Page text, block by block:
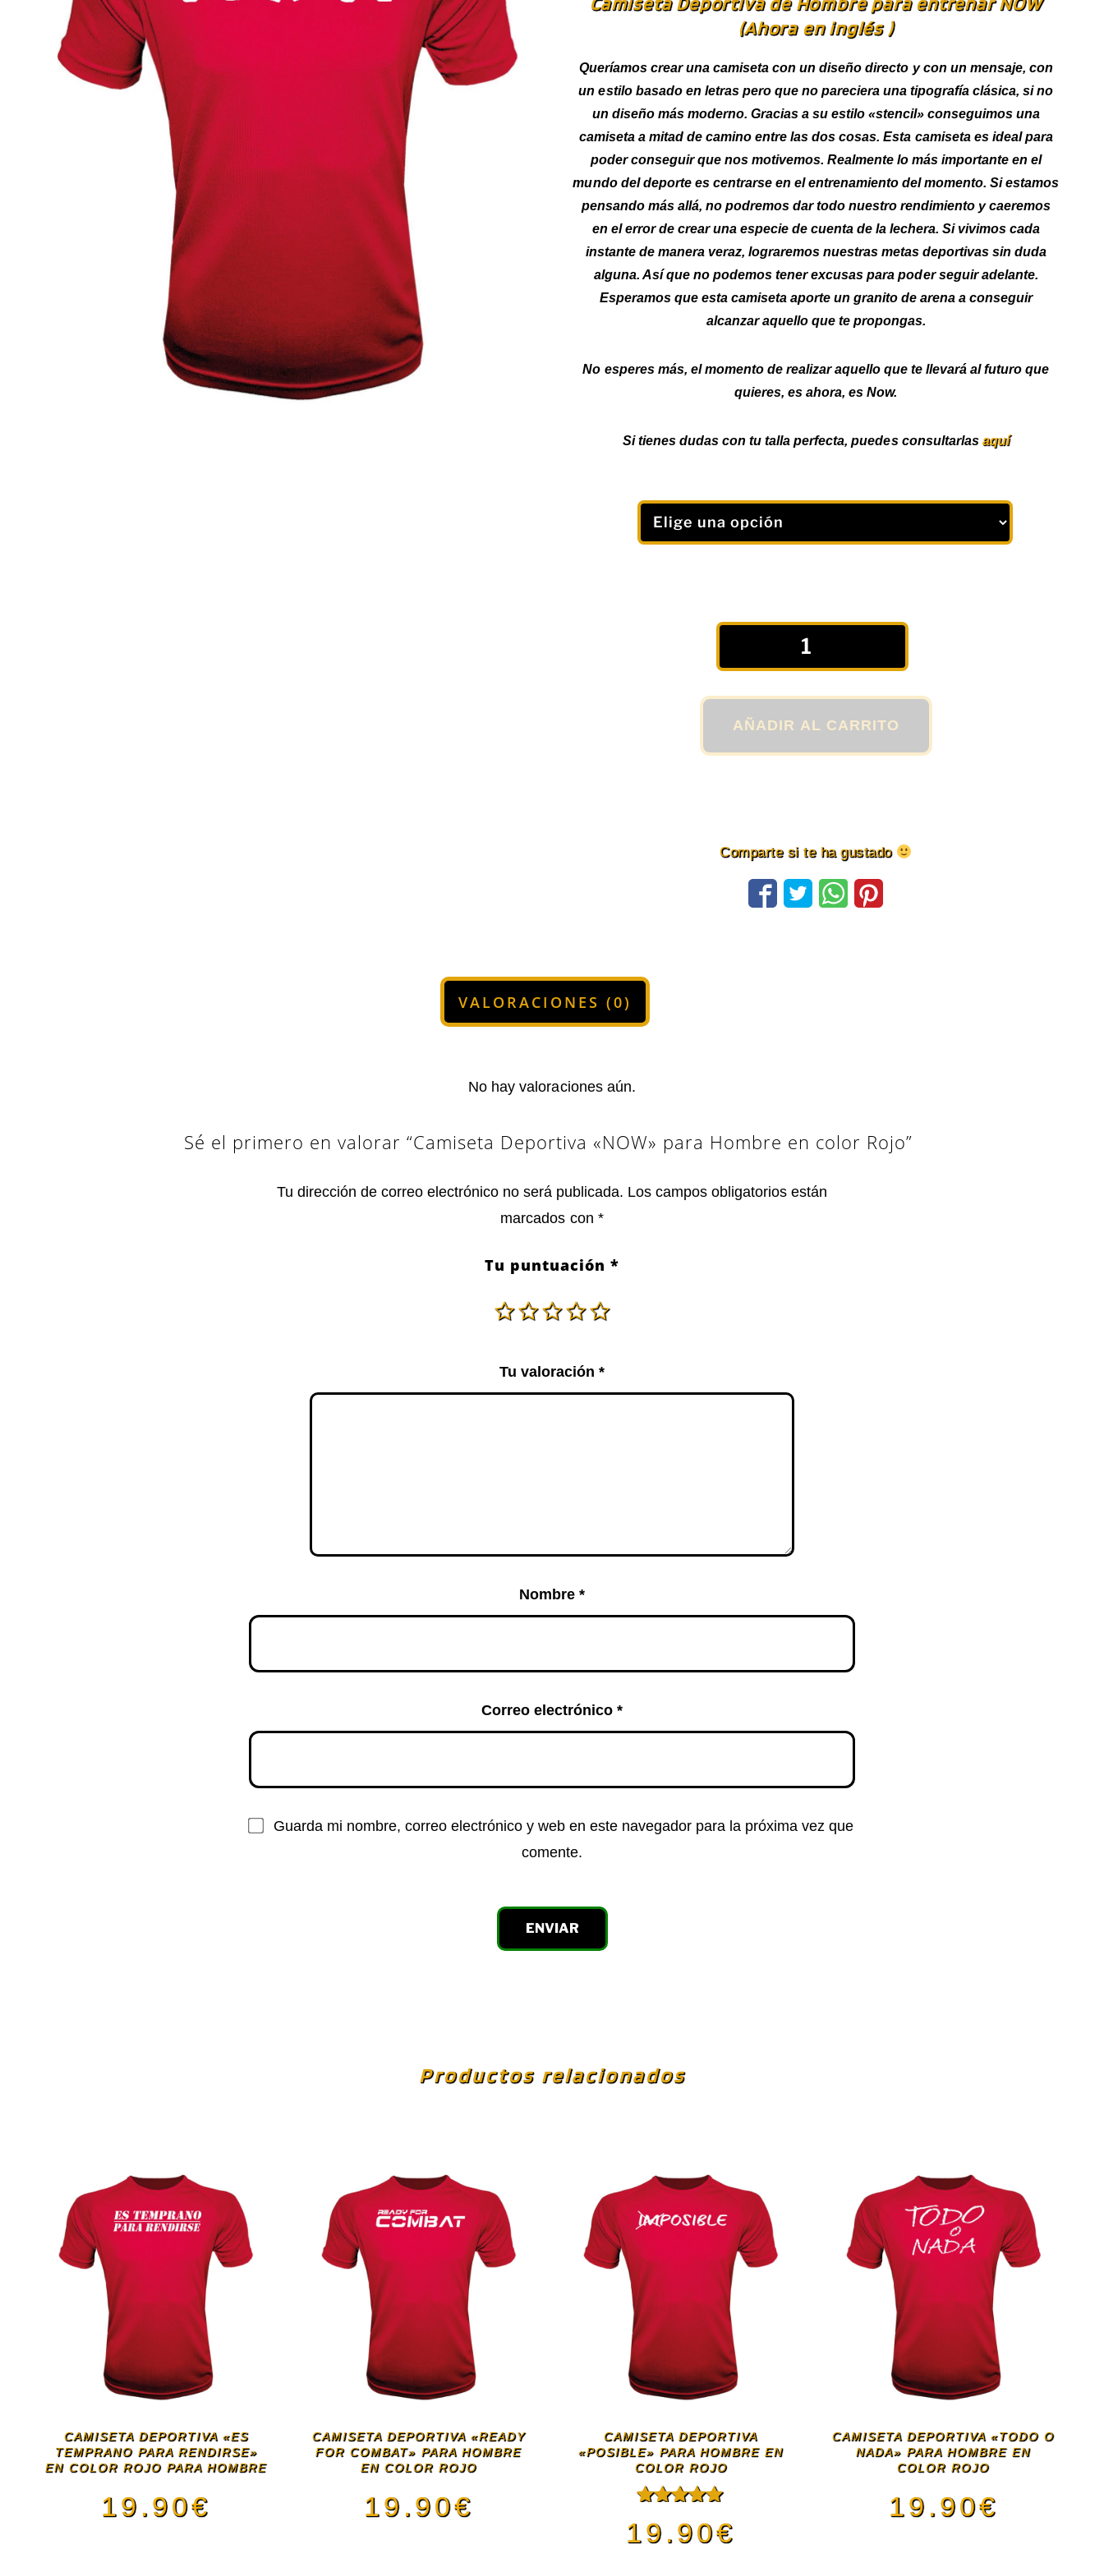
(Ahora en inglés )
Queríamos crear una camiseta con un diseño directo y con un mensaje, con
un estilo basado en letras pero que no pareciera una tipografía clásica, si no
un diseño más moderno. Gracias a su estilo «stencil» conseguimos una
camiseta a mitad de camino entre las dos cosas. Esta camiseta es ideal para
poder conseguir que nos motivemos. Realmente lo más importante en el
mundo del deporte es centrarse en el entrenamiento del momento. Si estamos
pensando más allá, no podremos dar todo nuestro rendimiento y caeremos
en el error de crear una especie de cuenta de la lechera. Si vivimos cada
instante de manera veraz, lograremos nuestras metas deportivas sin duda
alguna. Así que no podemos tener excusas para poder seguir adelante.
Esperamos que esta camiseta aporte un granito de arena a conseguir
alcanzar aquello que te propongas.
No esperes más, el momento de realizar aquello que te llevará al futuro que
quieres, es ahora, es Now.
Si tienes dudas con tu talla perfecta, puedes consultarlas aquí
AÑADIR AL CARRITO
Comparte si te ha gustado
VALORACIONES (0)
No hay valoraciones aún.
Sé el primero en valorar “Camiseta Deportiva «NOW» para Hombre en color Rojo”
Tu dirección de correo electrónico no será publicada. Los campos obligatorios están
marcados con *
Tu puntuación *
Tu valoración*
Nombre*
Correo electrónico*
Guarda mi nombre, correo electrónico y web en este navegador para la próxima vez que
comente.
Productos relacionados
CAMISETA DEPORTIVA «ES
TEMPRANO PARA RENDIRSE»
EN COLOR ROJO PARA HOMBRE
19.90€
CAMISETA DEPORTIVA «READY
FOR COMBAT» PARA HOMBRE
EN COLOR ROJO
19.90€
CAMISETA DEPORTIVA
«POSIBLE» PARA HOMBRE EN
COLOR ROJO
con5.00de
19.90€
CAMISETA DEPORTIVA «TODO O
NADA» PARA HOMBRE EN
COLOR ROJO
19.90€